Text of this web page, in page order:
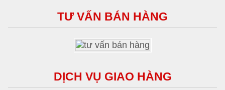
TƯ VẤN BÁN HÀNG
DỊCH VỤ GIAO HÀNG